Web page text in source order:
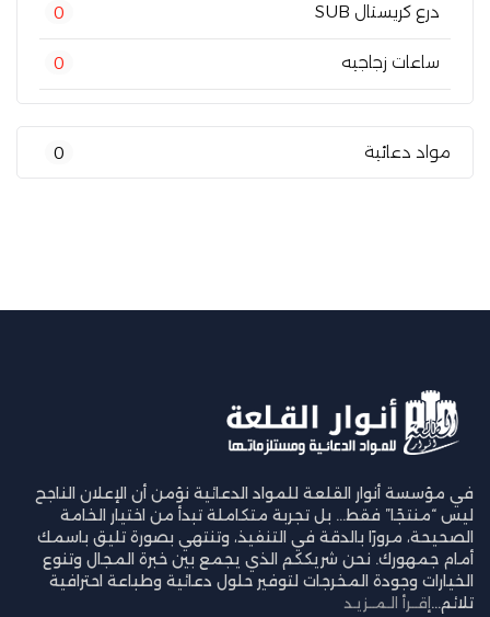
درع كريستال SUB 0
ساعات زجاجيه 0
مواد دعائية 0
في مؤسسة أنوار القلعة للمواد الدعائية نؤمن أن الإعلان الناجح
ليس “منتجًا” فقط… بل تجربة متكاملة تبدأ من اختيار الخامة
الصحيحة، مرورًا بالدقة في التنفيذ، وتنتهي بصورة تليق باسمك
أمام جمهورك. نحن شريككم الذي يجمع بين خبرة المجال وتنوع
الخيارات وجودة المخرجات لتوفير حلول دعائية وطباعة احترافية
تلائم... إقــرأ الـمــزيـد